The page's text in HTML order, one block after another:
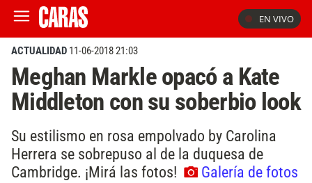
EN VIVO
ACTUALIDAD 11-06-2018 21:03
Meghan Markle opacó a Kate
Middleton con su soberbio look
Su estilismo en rosa empolvado by Carolina
Herrera se sobrepuso al de la duquesa de
Cambridge​​. ¡Mirá las fotos!
Galería de fotos